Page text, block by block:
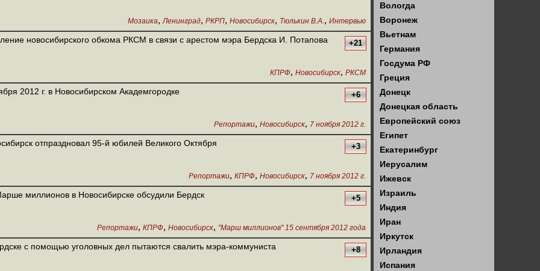
Мозаика, Ленинград, РКРП, Новосибирск, Тюлькин В.А., Интервью
новосибирского обкома РКСМ в связи с арестом мэра Бердска И. Потапова +21
КПРФ, Новосибирск, РКСМ
2012 г. в Новосибирском Академгородке +6
Репортажи, Новосибирск, 7 ноября 2012 г.
отпраздновал 95-й юбилей Великого Октября +3
Репортажи, КПРФ, Новосибирск, 7 ноября 2012 г.
миллионов в Новосибирске обсудили Бердск +5
Репортажи, КПРФ, Новосибирск, "Марш миллионов" 15 сентября 2012 года
с помощью уголовных дел пытаются свалить мэра-коммуниста +8
Вологда
Воронеж
Вьетнам
Германия
Госдума РФ
Греция
Донецк
Донецкая область
Европейский союз
Египет
Екатеринбург
Иерусалим
Ижевск
Израиль
Индия
Иран
Иркутск
Ирландия
Испания